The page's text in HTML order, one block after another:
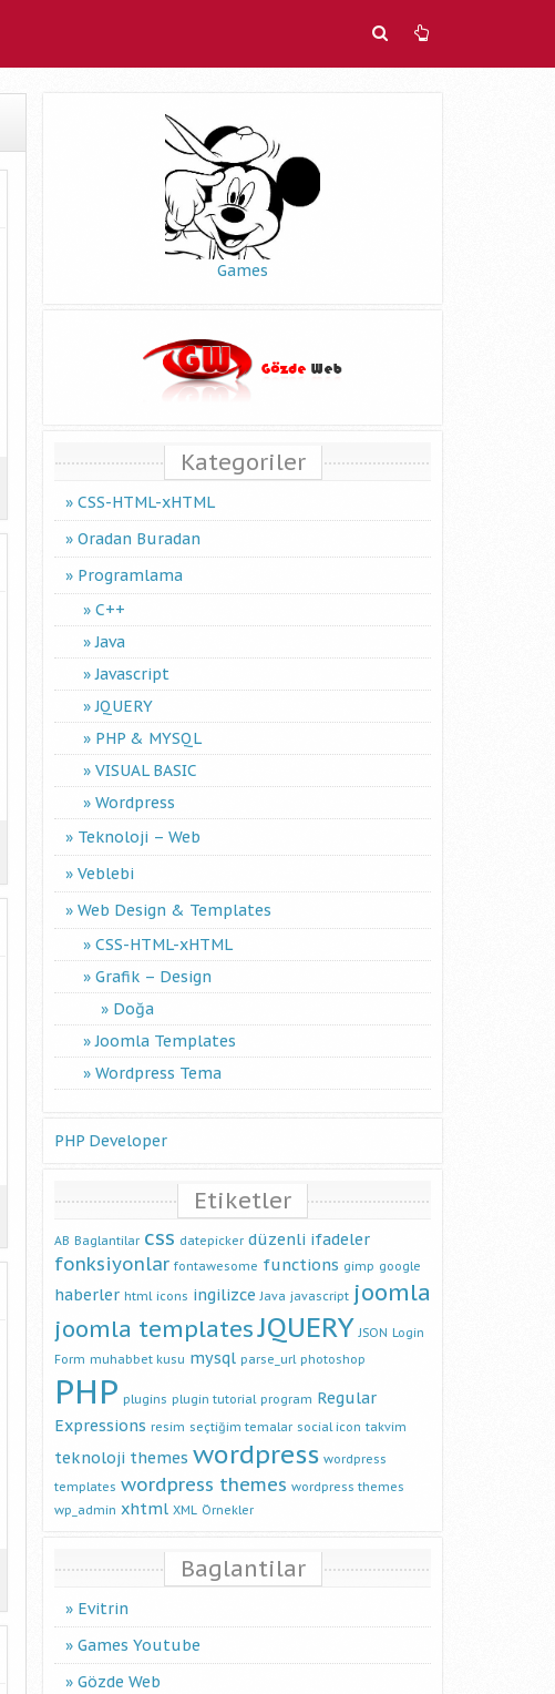
Games
Kategoriler
CSS-HTML-xHTML
Oradan Buradan
Programlama
C++
Java
Javascript
JQUERY
PHP & MYSQL
VISUAL BASIC
Wordpress
Teknoloji – Web
Veblebi
Web Design & Templates
CSS-HTML-xHTML
Grafik – Design
Doğa
Joomla Templates
Wordpress Tema
PHP Developer
Etiketler
AB Baglantilar css datepicker düzenli ifadeler
fonksiyonlar fontawesome functions gimp google
haberler html icons ingilizce Java javascript joomla
joomla templatesJQUERY JSON Login
Form muhabbet kusu mysql parse_url photoshop
PHP plugins plugin tutorial program Regular
Expressions resim seçtiğim temalar social icon takvim
teknoloji themes wordpress wordpress
templates wordpress themes wordpress themes
wp_admin xhtml XML Örnekler
Baglantilar
Evitrin
Games Youtube
Gözde Web